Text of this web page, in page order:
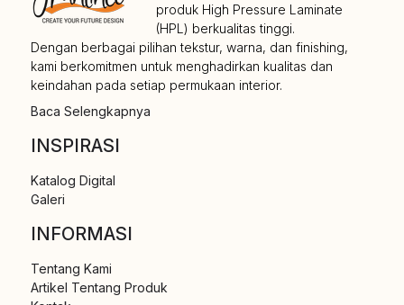
produk High Pressure Laminate
(HPL) berkualitas tinggi.
Dengan berbagai pilihan tekstur, warna, dan finishing,
kami berkomitmen untuk menghadirkan kualitas dan
keindahan pada setiap permukaan interior.
Baca Selengkapnya
INSPIRASI
Katalog Digital
Galeri
INFORMASI
Tentang Kami
Artikel Tentang Produk